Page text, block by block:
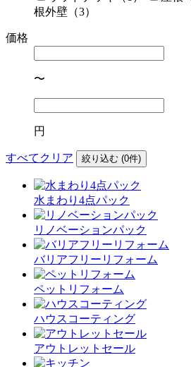
根外壁（3）
価格
〜
円
すべてクリア 絞り込む (0件)
水まわり4点パック
リノベーションパック
バリアフリーリフォーム
ペットリフォーム
ハウスコーティング
アウトレットセール